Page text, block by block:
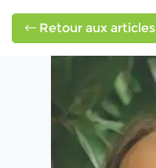
Retour aux articles